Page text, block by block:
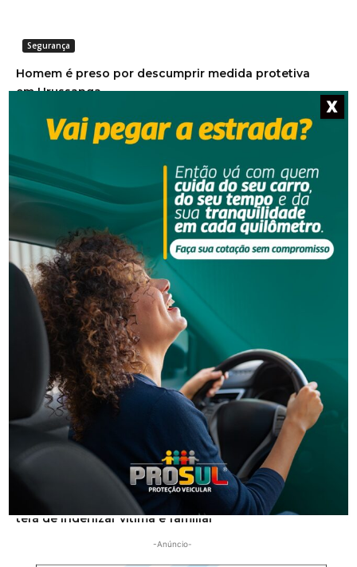
Segurança
Homem é preso por descumprir medida protetiva
em Urussanga
Segurança
Golpe do falso advogado em Urussanga deixa vítima
com prejuízo de R$ 51 mil
Homem que beijou criança de 11 anos à força agora
terá de indenizar vítima e familiar
-Anúncio-
X